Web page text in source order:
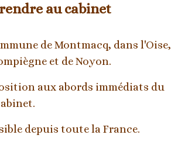
au cabinet
de Montmacq, dans l'Oise,
et de Noyon.
aux abords immédiats du
depuis toute la France.